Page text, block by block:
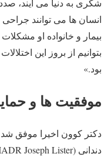
شکری به دنیا می آیند،
انسان ها می توانند جراحی
بیمار و خانواده او
بتوانیم از بروز این
بود.»
موفقیت ها و
دکتر کوون اخیرا موفق شد